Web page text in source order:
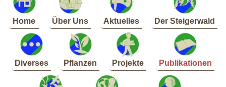
Home Über Uns Aktuelles Der Steigerwald
Diverses Pflanzen Projekte Publikationen